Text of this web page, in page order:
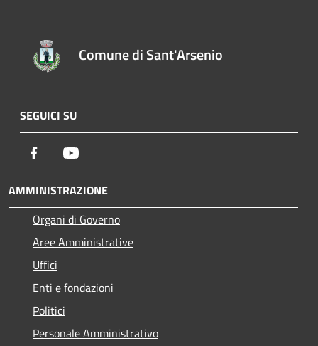
Comune di Sant'Arsenio
SEGUICI SU
Facebook
AMMINISTRAZIONE
Organi di Governo
Aree Amministrative
Uffici
Enti e fondazioni
Politici
Personale Amministrativo